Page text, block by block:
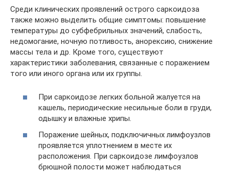
Среди клинических проявлений острого саркоидоза
также можно выделить общие симптомы: повышение
температуры до субфебрильных значений, слабость,
недомогание, ночную потливость, анорексию, снижение
массы тела и др. Кроме того, существуют
характеристики заболевания, связанные с поражением
того или иного органа или их группы.
При саркоидозе легких больной жалуется на
кашель, периодические несильные боли в груди,
одышку и влажные хрипы.
Поражение шейных, подключичных лимфоузлов
проявляется уплотнением в месте их
расположения. При саркоидозе лимфоузлов
брюшной полости может наблюдаться